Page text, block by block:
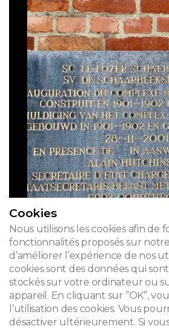
Cookies
Nous utilisons les cookies afin de
fonctionnalités proposés sur
d’améliorer l’expérience de nos
cookies sont des données qui
stockés sur votre ordinateur ou
appareil. En cliquant sur ”OK”,
l’utilisation des cookies. Vous
désactiver ultérieurement. Si